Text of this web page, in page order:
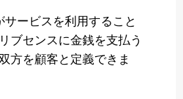
サービスを利用すること
ブセンスに金銭を支払う
方を顧客と定義できま